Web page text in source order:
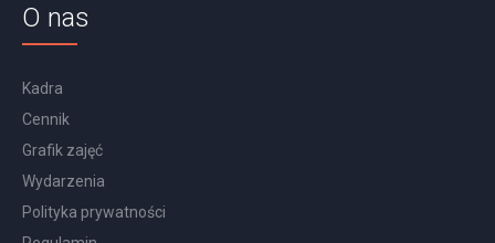
O nas
Kadra
Cennik
Grafik zajęć
Wydarzenia
Polityka prywatności